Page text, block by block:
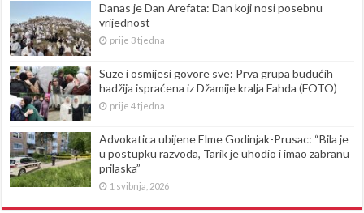
Danas je Dan Arefata: Dan koji nosi posebnu
vrijednost
prije 3 tjedna
Suze i osmijesi govore sve: Prva grupa budućih
hadžija ispraćena iz Džamije kralja Fahda (FOTO)
prije 4 tjedna
Advokatica ubijene Elme Godinjak-Prusac: “Bila je
u postupku razvoda, Tarik je uhodio i imao zabranu
prilaska”
1 svibnja, 2026